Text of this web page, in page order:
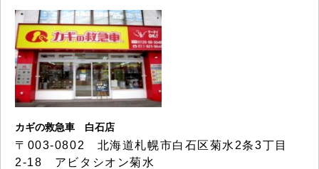
カギの救急車 白石店
〒003-0802 北海道札幌市白石区菊水2条3丁目
2-18 アビタシオン菊水